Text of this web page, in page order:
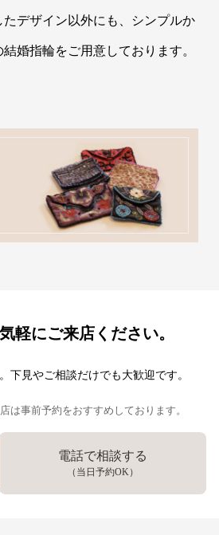
デザイン以外にも、シンプルか
婚指輪をご用意しております。
軽にご来店ください。
下見やご相談だけでも大歓迎です。
は事前予約をおすすめしております。
電話で相談する
（当日予約OK）